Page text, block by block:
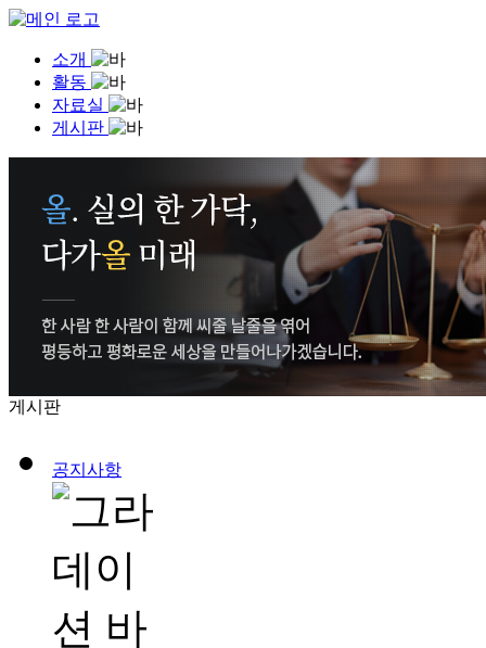
소개
활동
자료실
게시판
게시판
공지사항